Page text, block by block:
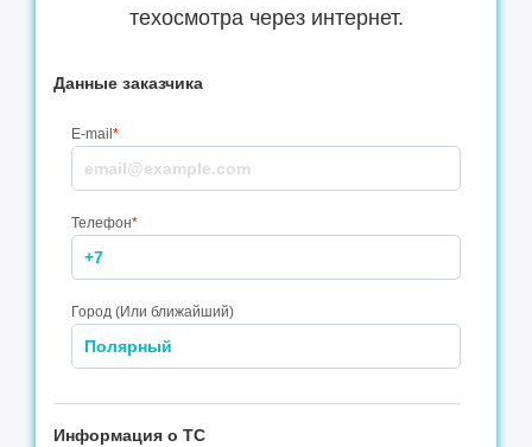
техосмотра через интернет.
Данные заказчика
E-mail *
Телефон*
Город (Или ближайший)
Информация о ТС